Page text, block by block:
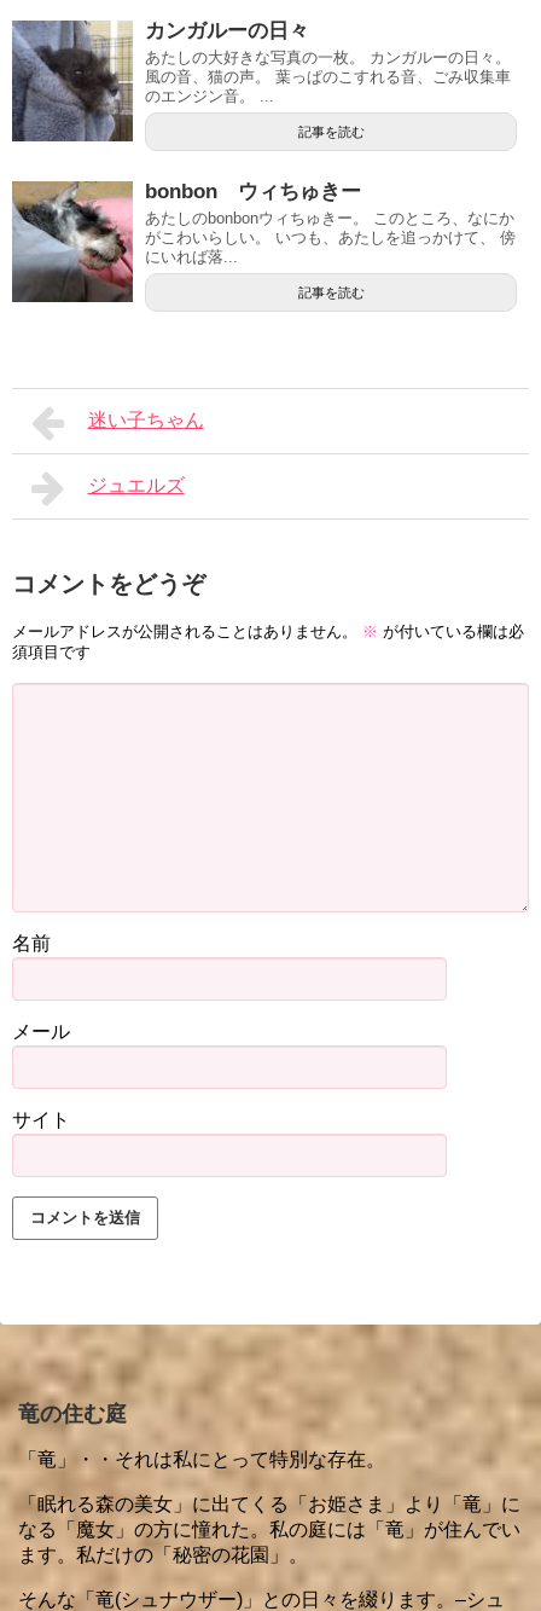
カンガルーの日々
あたしの大好きな写真の一枚。 カンガルーの日々。
風の音、猫の声。 葉っぱのこすれる音、ごみ収集車
のエンジン音。 ...
記事を読む
bonbon ウィちゅきー
あたしのbonbonウィちゅきー。 このところ、なにか
がこわいらしい。 いつも、あたしを追っかけて、 傍
にいれば落...
記事を読む
迷い子ちゃん
ジュエルズ
コメントをどうぞ
メールアドレスが公開されることはありません。 ※ が付いている欄は必
須項目です
名前
メール
サイト
竜の住む庭
「竜」・・それは私にとって特別な存在。
「眠れる森の美女」に出てくる「お姫さま」より「竜」に
なる「魔女」の方に憧れた。私の庭には「竜」が住んでい
ます。私だけの「秘密の花園」。
そんな「竜(シュナウザー)」との日々を綴ります。–シュ